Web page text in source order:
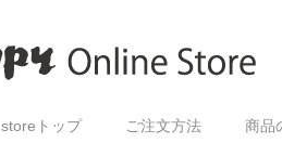
storeトップ ご注文方法 商品